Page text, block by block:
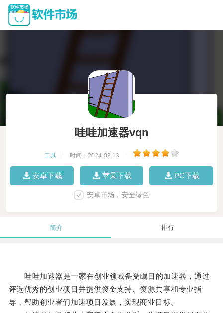
哇哇加速器vqn
工具 时间：2024-03-13
安卓下载 苹果下载 PC下载
安卓市场，安全绿色
简介 排行
哇哇加速器是一家在创业领域备受瞩目的加速器，通过
评选优秀的创业项目并提供资金支持、资源共享和专业指
导，帮助创业者们加速项目发展，实现商业目标。